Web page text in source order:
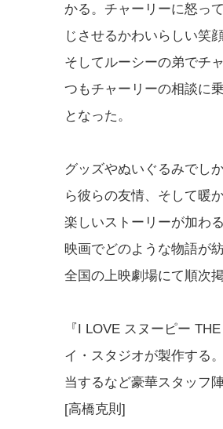
かる。チャーリーに怒っ
じさせるかわいらしい笑
そしてルーシーの弟でチ
つもチャーリーの相談に
となった。
グッズやぬいぐるみでし
ら彼らの友情、そして暖
楽しいストーリーが加わる
映画でどのような物語が
全国の上映劇場にて順次
『I LOVE スヌーピー
イ・スタジオが製作する
当するなど豪華スタッフ
[高橋克則]